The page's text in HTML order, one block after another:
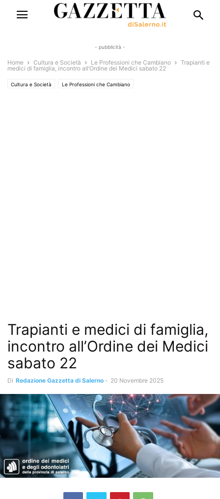
- pubblicità -
Home Cultura e Società Le Professioni che Cambiano
Trapianti e
medici di famiglia, incontro all’Ordine dei Medici sabato 22
Cultura e Società Le Professioni che Cambiano
Trapianti e medici di famiglia,
incontro all’Ordine dei Medici
sabato 22
Di Redazione Gazzetta di Salerno - 20 Novembre 2025